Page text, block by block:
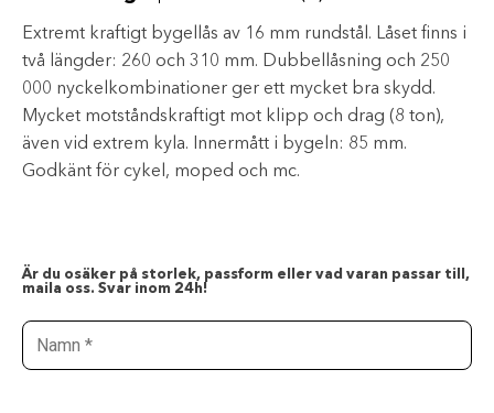
Extremt kraftigt bygellås av 16 mm rundstål. Låset finns i
två längder: 260 och 310 mm. Dubbellåsning och 250
000 nyckelkombinationer ger ett mycket bra skydd.
Mycket motståndskraftigt mot klipp och drag (8 ton),
även vid extrem kyla. Innermått i bygeln: 85 mm.
Godkänt för cykel, moped och mc.
Är du osäker på storlek, passform eller vad varan passar till,
maila oss. Svar inom 24h!